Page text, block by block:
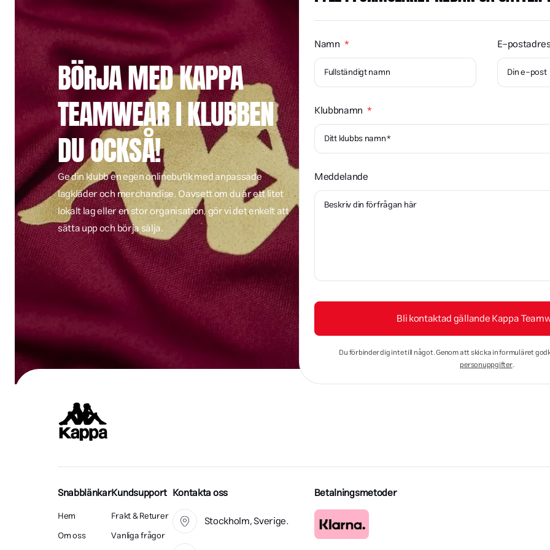
BÖRJA MED KAPPA
TEAMWEAR I KLUBBEN
DU OCKSÅ!
Ge din klubb en egen onlinebutik med anpassade
lagkläder och merchandise. Oavsett om du är ett litet
lokalt lag eller en stor organisation, gör vi det enkelt att
sätta upp och börja sälja.
Namn E-
Klubbnamn
Meddelande
Du förbinder dig inte till något. Genom att skicka in formuläret
personuppgifter.
Bli kontaktad gällande Kappa
Snabblänkar
Hem
Om oss
Kundsupport
Frakt & Returer
Vanliga frågor
Kontakta oss
Stockholm, Sverige.
Betalningsmetoder